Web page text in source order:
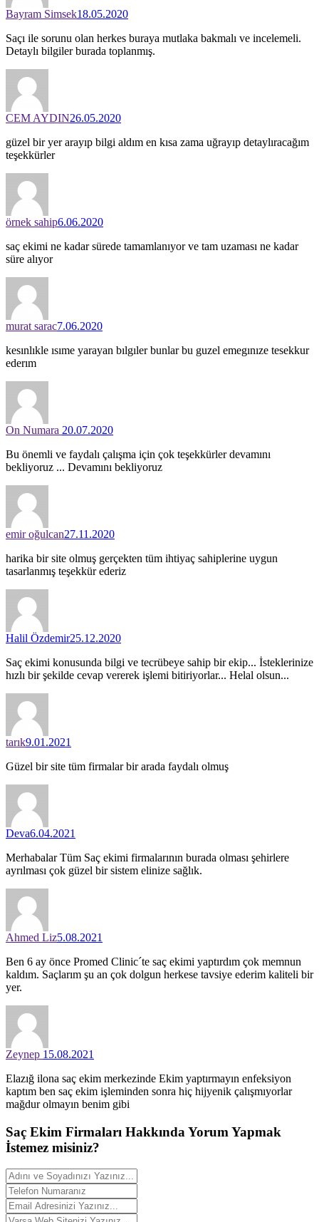
Bayram Simsek18.05.2020
Saçı ile sorunu olan herkes buraya mutlaka bakmalı ve incelemeli.
Detaylı bilgiler burada toplanmış.
CEM AYDIN26.05.2020
güzel bir yer arayıp bilgi aldım en kısa zama uğrayıp detaylıracağım
teşekkürler
örnek sahip6.06.2020
saç ekimi ne kadar sürede tamamlanıyor ve tam uzaması ne kadar
süre alıyor
murat sarac7.06.2020
kesınlıkle ısıme yarayan bılgıler bunlar bu guzel emegınıze tesekkur
ederım
On Numara 20.07.2020
Bu önemli ve faydalı çalışma için çok teşekkürler devamını
bekliyoruz ... Devamını bekliyoruz
emir oğulcan27.11.2020
harika bir site olmuş gerçekten tüm ihtiyaç sahiplerine uygun
tasarlanmış teşekkür ederiz
Halil Özdemir25.12.2020
Saç ekimi konusunda bilgi ve tecrübeye sahip bir ekip... İsteklerinize
hızlı bir şekilde cevap vererek işlemi bitiriyorlar... Helal olsun...
tarık9.01.2021
Güzel bir site tüm firmalar bir arada faydalı olmuş
Deva6.04.2021
Merhabalar Tüm Saç ekimi firmalarının burada olması şehirlere
ayrılması çok güzel bir sistem elinize sağlık.
Ahmed Liz5.08.2021
Ben 6 ay önce Promed Clinic´te saç ekimi yaptırdım çok memnun
kaldım. Saçlarım şu an çok dolgun herkese tavsiye ederim kaliteli bir
yer.
Zeynep 15.08.2021
Elazığ ilona saç ekim merkezinde Ekim yaptırmayın enfeksiyon
kaptım ben saç ekim işleminden sonra hiç hijyenik çalışmıyorlar
mağdur olmayın benim gibi
Saç Ekim Firmaları Hakkında Yorum Yapmak
İstemez misiniz?